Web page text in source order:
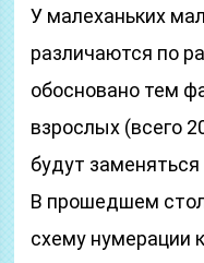
У малеханьких
различаются по
обосновано тем
взрослых (всего
будут
В прошедшем
схему нумерации